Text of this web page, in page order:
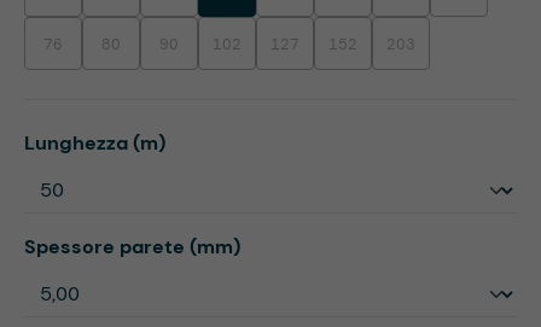
76(This option is currently unavailable.)
80(This option is currently unavailable.)
90(This option is currently unavailable.)
102(This option is currently unavailable.)
127(This option is currently unavailable.)
152(This option is currently
203(This option is
Select
Lunghezza (m)
Select
Spessore parete (mm)